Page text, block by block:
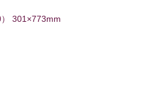
） 301×773mm